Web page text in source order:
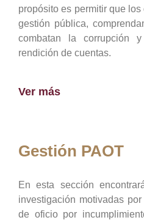
propósito es permitir que
gestión pública,
combatan la corrupción
rendición de cuentas.
Ver más
Gestión PAOT
En esta sección
investigación motivadas
de oficio por